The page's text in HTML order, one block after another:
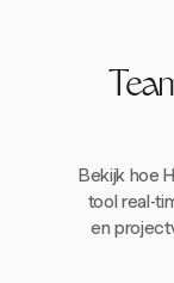
Bekijk hoe
tool real-
en